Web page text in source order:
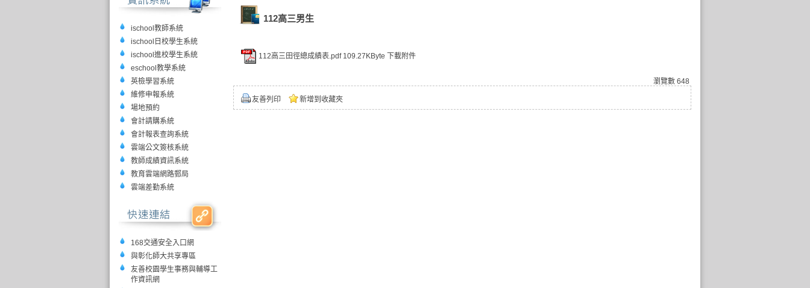
ischool教師系統
ischool日校學生系統
ischool進校學生系統
eschool教學系統
英檢學習系統
維修申報系統
場地預約
會計請購系統
會計報表查詢系統
雲端公文簽核系統
教師成績資訊系統
教育雲端網路郵局
雲端差勤系統
168交通安全入口網
與彰化師大共享專區
友善校園學生事務與輔導工
作資訊網
112高三男生
112高三田徑總成績表.pdf 109.27KByte 下載附件
瀏覽數 648
友善列印 新增到收藏夾